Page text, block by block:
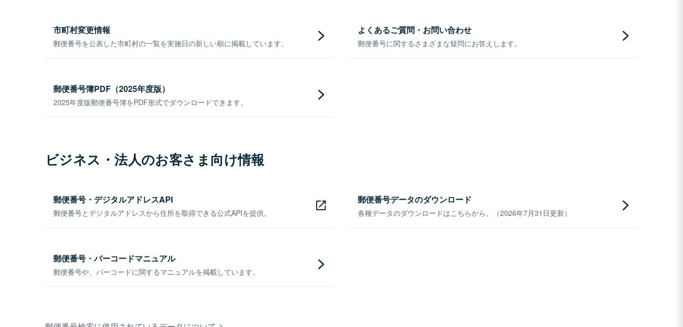
市町村変更情報
郵便番号を公表した市町村の一覧を実施日の新しい順に掲載しています。
よくあるご質問・お問い合わせ
郵便番号に関するさまざまな疑問にお答えします。
郵便番号簿PDF（2025年度版）
2025年度版郵便番号簿をPDF形式でダウンロードできます。
ビジネス・法人のお客さま向け情報
郵便番号・デジタルアドレスAPI
郵便番号とデジタルアドレスから住所を取得できる公式APIを提供。
郵便番号データのダウンロード
各種データのダウンロードはこちらから。（2026年7月31日更新）
郵便番号・バーコードマニュアル
郵便番号や、バーコードに関するマニュアルを掲載しています。